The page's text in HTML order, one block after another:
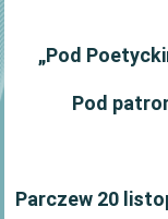
„Pod
Pod
Parczew 20